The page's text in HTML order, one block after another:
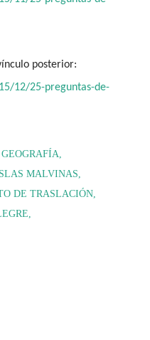
posterior:
12/25-preguntas-de-
MALVINAS
DE TRASLACIÓN